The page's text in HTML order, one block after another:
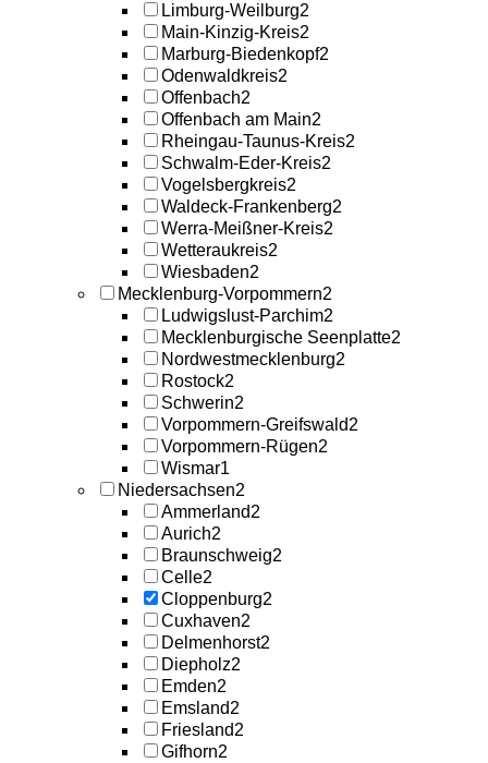
Limburg-Weilburg2
Main-Kinzig-Kreis2
Marburg-Biedenkopf2
Odenwaldkreis2
Offenbach2
Offenbach am Main2
Rheingau-Taunus-Kreis2
Schwalm-Eder-Kreis2
Vogelsbergkreis2
Waldeck-Frankenberg2
Werra-Meißner-Kreis2
Wetteraukreis2
Wiesbaden2
Mecklenburg-Vorpommern2
Ludwigslust-Parchim2
Mecklenburgische Seenplatte2
Nordwestmecklenburg2
Rostock2
Schwerin2
Vorpommern-Greifswald2
Vorpommern-Rügen2
Wismar1
Niedersachsen2
Ammerland2
Aurich2
Braunschweig2
Celle2
Cloppenburg2
Cuxhaven2
Delmenhorst2
Diepholz2
Emden2
Emsland2
Friesland2
Gifhorn2